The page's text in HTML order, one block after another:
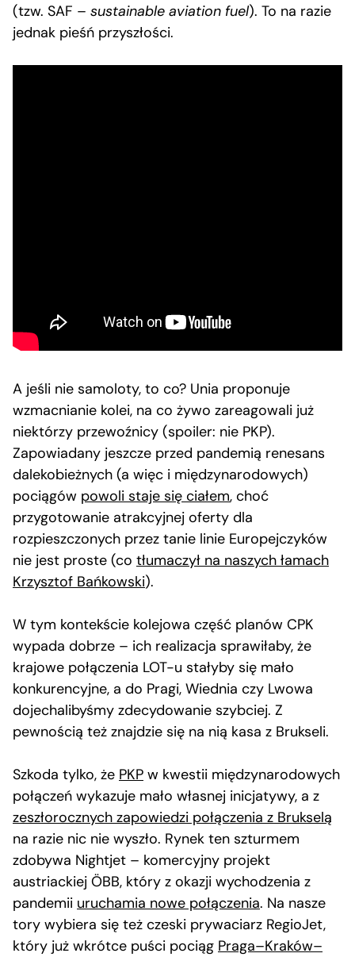
(tzw. SAF – sustainable aviation fuel). To na razie
jednak pieśń przyszłości.
A jeśli nie samoloty, to co? Unia proponuje
wzmacnianie kolei, na co żywo zareagowali już
niektórzy przewoźnicy (spoiler: nie PKP).
Zapowiadany jeszcze przed pandemią renesans
dalekobieżnych (a więc i międzynarodowych)
pociągów powoli staje się ciałem, choć
przygotowanie atrakcyjnej oferty dla
rozpieszczonych przez tanie linie Europejczyków
nie jest proste (co tłumaczył na naszych łamach
Krzysztof Bańkowski).
W tym kontekście kolejowa część planów CPK
wypada dobrze – ich realizacja sprawiłaby, że
krajowe połączenia LOT-u stałyby się mało
konkurencyjne, a do Pragi, Wiednia czy Lwowa
dojechalibyśmy zdecydowanie szybciej. Z
pewnością też znajdzie się na nią kasa z Brukseli.
Szkoda tylko, że PKP w kwestii międzynarodowych
połączeń wykazuje mało własnej inicjatywy, a z
zeszłorocznych zapowiedzi połączenia z Brukselą
na razie nic nie wyszło. Rynek ten szturmem
zdobywa Nightjet – komercyjny projekt
austriackiej ÖBB, który z okazji wychodzenia z
pandemii uruchamia nowe połączenia. Na nasze
tory wybiera się też czeski prywaciarz RegioJet,
który już wkrótce puści pociąg Praga–Kraków–